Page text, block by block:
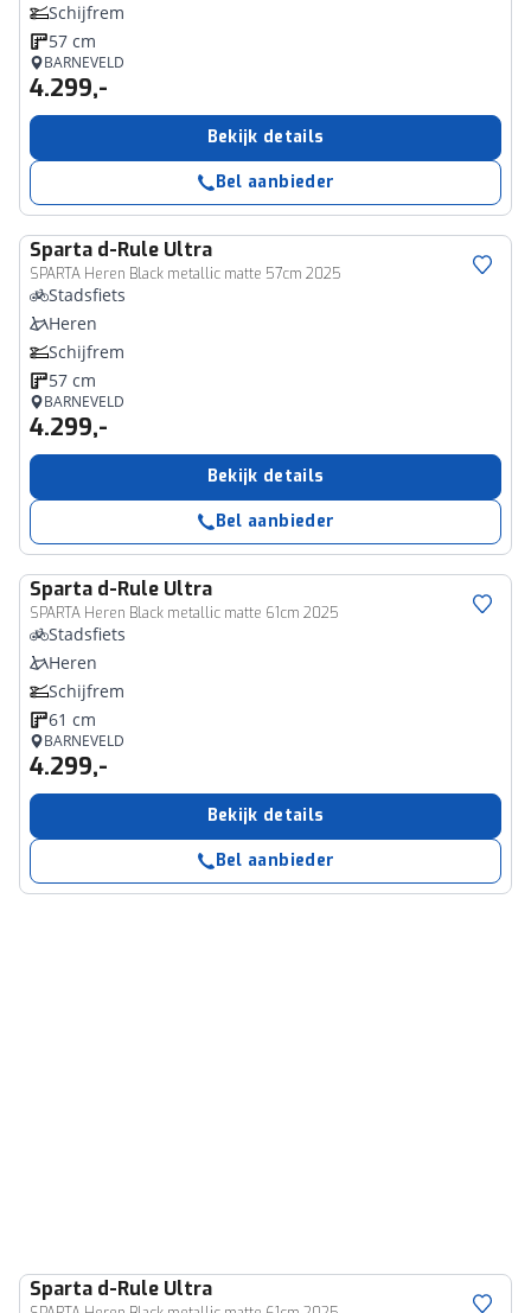
Schijfrem
57 cm
BARNEVELD
4.299,-
Bekijk details
Bel aanbieder
Sparta d-Rule Ultra
SPARTA Heren Black metallic matte 57cm 2025
Stadsfiets
Heren
Schijfrem
57 cm
BARNEVELD
4.299,-
Bekijk details
Bel aanbieder
Sparta d-Rule Ultra
SPARTA Heren Black metallic matte 61cm 2025
Stadsfiets
Heren
Schijfrem
61 cm
BARNEVELD
4.299,-
Bekijk details
Bel aanbieder
Sparta d-Rule Ultra